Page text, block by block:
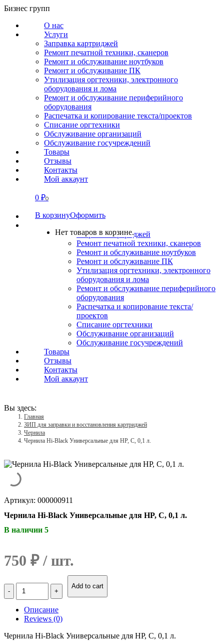
Перейти
содержанию
Бизнес групп
О нас
Услуги
Заправка картриджей
Ремонт печатной техники, сканеров
Ремонт и обслуживание ноутбуков
Ремонт и обслуживание ПК
Утилизация оргтехники, электронного
оборудования и лома
Ремонт и обслуживание периферийного
оборудования
Распечатка и копирование текста/проектов
Списание оргтехники
Обслуживание организаций
Обслуживание госучреждений
Товары
Отзывы
Контакты
Мой аккаунт
0 ₽0
В корзинуОформить
Нет товаров в корзине.
СВЯЗАТЬСЯ
О нас
Заправка картриджей
Ремонт печатной техники, сканеров
Ремонт и обслуживание ноутбуков
Ремонт и обслуживание ПК
Утилизация оргтехники, электронного
оборудования и лома
Ремонт и обслуживание периферийного
оборудования
Распечатка и копирование текста/
проектов
Списание оргтехники
Обслуживание организаций
Обслуживание госучреждений
Товары
Отзывы
Контакты
Мой аккаунт
Вы здесь:
Главная
ЗИП для заправки и восстановления картриджей
Чернила
Чернила Hi-Black Универсальные для HP, C, 0,1 л.
Артикул: 000000911
Чернила Hi-Black Универсальные для HP, C, 0,1 л.
В наличии 5
750 ₽
Количество
Чернила
Black
Универсальные
для
HP,
Add to cart
Описание
Reviews (0)
Чернила Hi-Black Универсальные для HP, C, 0,1 л.